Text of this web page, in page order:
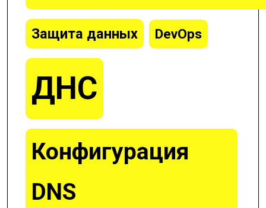
Защита данных DevOps
ДНС
Конфигурация
DNS